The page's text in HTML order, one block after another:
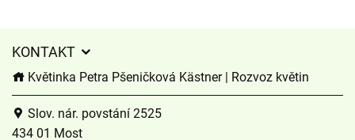
KONTAKT
Květinka Petra Pšeničková Kästner | Rozvoz květin
Slov. nár. povstání 2525
434 01 Most